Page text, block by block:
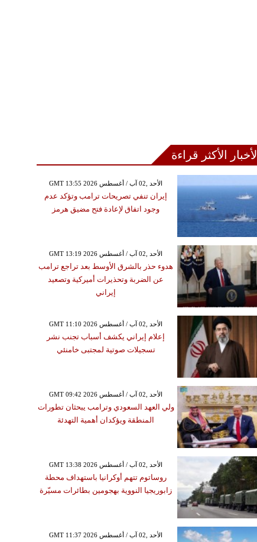
الأخبار الأكثر قراءة
GMT 13:55 2026 الأحد ,02 آب / أغسطس
إيران تنفي تصريحات ترامب وتؤكد عدم
وجود اتفاق لإعادة فتح مضيق هرمز
GMT 13:19 2026 الأحد ,02 آب / أغسطس
هدوء حذر بالشرق الأوسط بعد تراجع ترامب
عن الضربة وتحذيرات أميركية وتصعيد
إيراني
GMT 11:10 2026 الأحد ,02 آب / أغسطس
إعلام إيراني يكشف أسباب تجنب نشر
تسجيلات صوتية لمجتبى خامنئي
GMT 09:42 2026 الأحد ,02 آب / أغسطس
ولي العهد السعودي وترامب يبحثان تطورات
المنطقة ويؤكدان أهمية التهدئة
GMT 13:38 2026 الأحد ,02 آب / أغسطس
روساتوم تتهم أوكرانيا باستهداف محطة
زابوريجيا النووية بهجومين بطائرات مسيّرة
GMT 11:37 2026 الأحد ,02 آب / أغسطس